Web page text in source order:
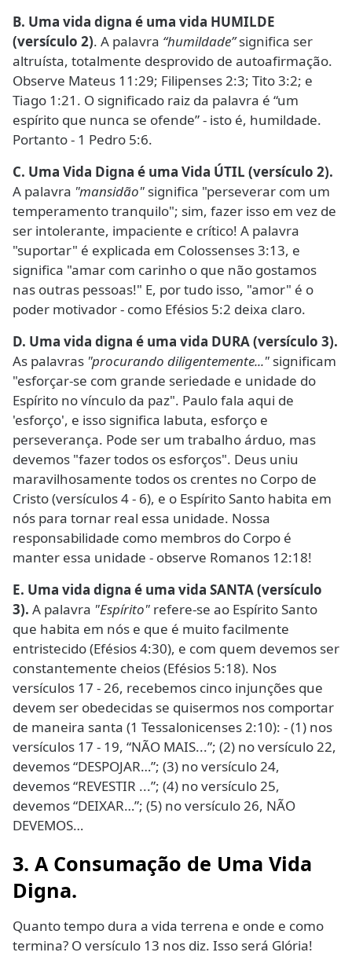
B. Uma vida digna é uma vida HUMILDE
(versículo 2). A palavra “humildade”significa ser
altruísta, totalmente desprovido de autoafirmação.
Observe Mateus 11:29; Filipenses 2:3; Tito 3:2; e
Tiago 1:21. O significado raiz da palavra é “um
espírito que nunca se ofende” - isto é, humildade.
Portanto - 1 Pedro 5:6.
C. Uma Vida Digna é uma Vida ÚTIL (versículo 2).
A palavra "mansidão" significa "perseverar com um
temperamento tranquilo"; sim, fazer isso em vez de
ser intolerante, impaciente e crítico! A palavra
"suportar" é explicada em Colossenses 3:13, e
significa "amar com carinho o que não gostamos
nas outras pessoas!" E, por tudo isso, "amor" é o
poder motivador - como Efésios 5:2 deixa claro.
D. Uma vida digna é uma vida DURA (versículo 3).
As palavras "procurando diligentemente..." significam
"esforçar-se com grande seriedade e unidade do
Espírito no vínculo da paz". Paulo fala aqui de
'esforço', e isso significa labuta, esforço e
perseverança. Pode ser um trabalho árduo, mas
devemos "fazer todos os esforços". Deus uniu
maravilhosamente todos os crentes no Corpo de
Cristo (versículos 4 - 6), e o Espírito Santo habita em
nós para tornar real essa unidade. Nossa
responsabilidade como membros do Corpo é
manter essa unidade - observe Romanos 12:18!
E. Uma vida digna é uma vida SANTA (versículo
3). A palavra "Espírito" refere-se ao Espírito Santo
que habita em nós e que é muito facilmente
entristecido (Efésios 4:30), e com quem devemos ser
constantemente cheios (Efésios 5:18). Nos
versículos 17 - 26, recebemos cinco injunções que
devem ser obedecidas se quisermos nos comportar
de maneira santa (1 Tessalonicenses 2:10): - (1) nos
versículos 17 - 19, “NÃO MAIS...”; (2) no versículo 22,
devemos “DESPOJAR…”; (3) no versículo 24,
devemos “REVESTIR ...”; (4) no versículo 25,
devemos “DEIXAR…”; (5) no versículo 26, NÃO
DEVEMOS…
3. A Consumação de Uma Vida
Digna.
Quanto tempo dura a vida terrena e onde e como
termina? O versículo 13 nos diz. Isso será Glória!